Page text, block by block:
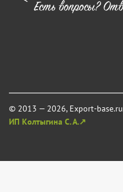
© 2013 — 2026, Export-base.ru
ИП Колтыгина С. А.↗